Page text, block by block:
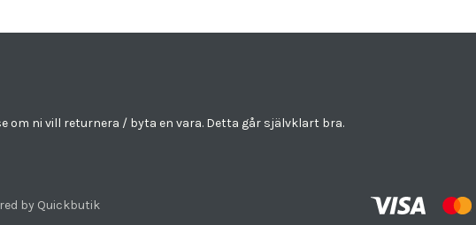
om ni vill returnera / byta en vara. Detta går självklart bra.
by Quickbutik